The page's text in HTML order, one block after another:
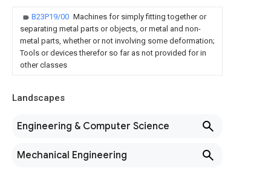
B23P19/00 Machines for simply fitting together or
separating metal parts or objects, or metal and non-
metal parts, whether or not involving some deformation;
Tools or devices therefor so far as not provided for in
other classes
Landscapes
Engineering & Computer Science
Mechanical Engineering